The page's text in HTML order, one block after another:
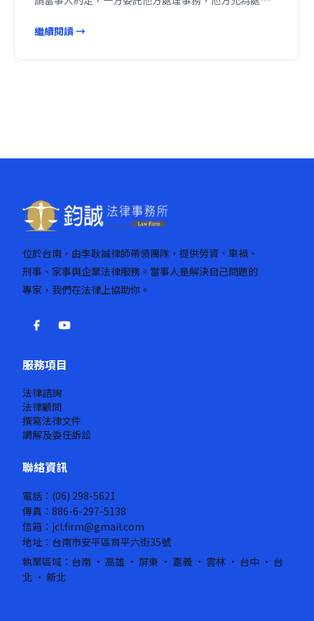
繼續閱讀 →
位於台南，由李耿誠律師帶領團隊，提供勞資、車禍、
刑事、家事與企業法律服務。當事人是解決自己問題的
專家，我們在法律上協助你。
服務項目
法律諮詢
法律顧問
撰寫法律文件
調解及委任訴訟
聯絡資訊
電話：(06) 298-5621
傳真：886-6-297-5138
信箱：jcl.firm@gmail.com
地址：台南市安平區育平六街35號
執業區域：台南 · 高雄 · 屏東 · 嘉義 · 雲林 · 台中 · 台
北 · 新北